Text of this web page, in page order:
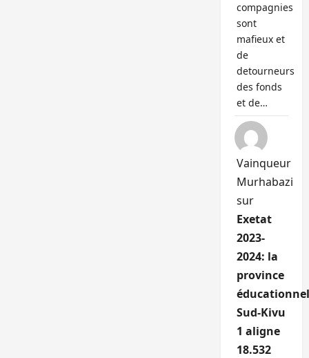
compagnies
sont
mafieux et
de
detourneurs
des fonds
et de…
Vainqueur
Murhabazi
sur
Exetat
2023-
2024: la
province
Sud-Kivu
1 aligne
18.532